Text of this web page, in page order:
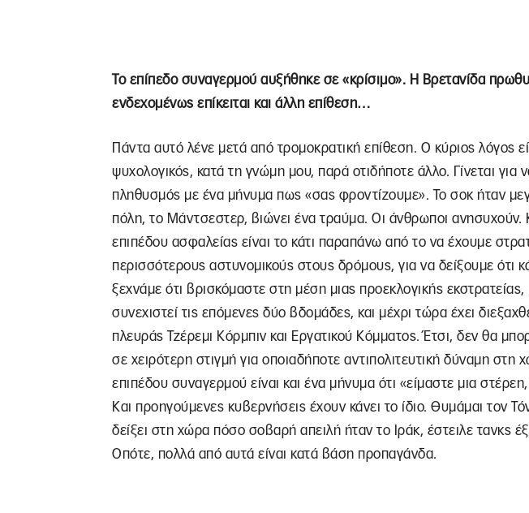
Το επίπεδο συναγερμού αυξήθηκε σε «κρίσιμο». Η Βρετανίδα
ενδεχομένως επίκειται και άλλη επίθεση…
Πάντα αυτό λένε μετά από τρομοκρατική επίθεση. Ο κύριος λόγος
ψυχολογικός, κατά τη γνώμη μου, παρά οτιδήποτε άλλο. Γίνεται για
πληθυσμός με ένα μήνυμα πως «σας φροντίζουμε». Το σοκ ήταν
πόλη, το Μάντσεστερ, βιώνει ένα τραύμα. Οι άνθρωποι ανησυχούν.
επιπέδου ασφαλείας είναι το κάτι παραπάνω από το να έχουμε
περισσότερους αστυνομικούς στους δρόμους, για να δείξουμε ότι
ξεχνάμε ότι βρισκόμαστε στη μέση μιας προεκλογικής εκστρατείας,
συνεχιστεί τις επόμενες δύο βδομάδες, και μέχρι τώρα έχει
πλευράς Τζέρεμι Κόρμπιν και Εργατικού Κόμματος. Έτσι, δεν θα
σε χειρότερη στιγμή για οποιαδήποτε αντιπολιτευτική δύναμη
επιπέδου συναγερμού είναι και ένα μήνυμα ότι «είμαστε μια
Και προηγούμενες κυβερνήσεις έχουν κάνει το ίδιο. Θυμάμαι τον
δείξει στη χώρα πόσο σοβαρή απειλή ήταν το Ιράκ, έστειλε τανκς
Οπότε, πολλά από αυτά είναι κατά βάση προπαγάνδα.